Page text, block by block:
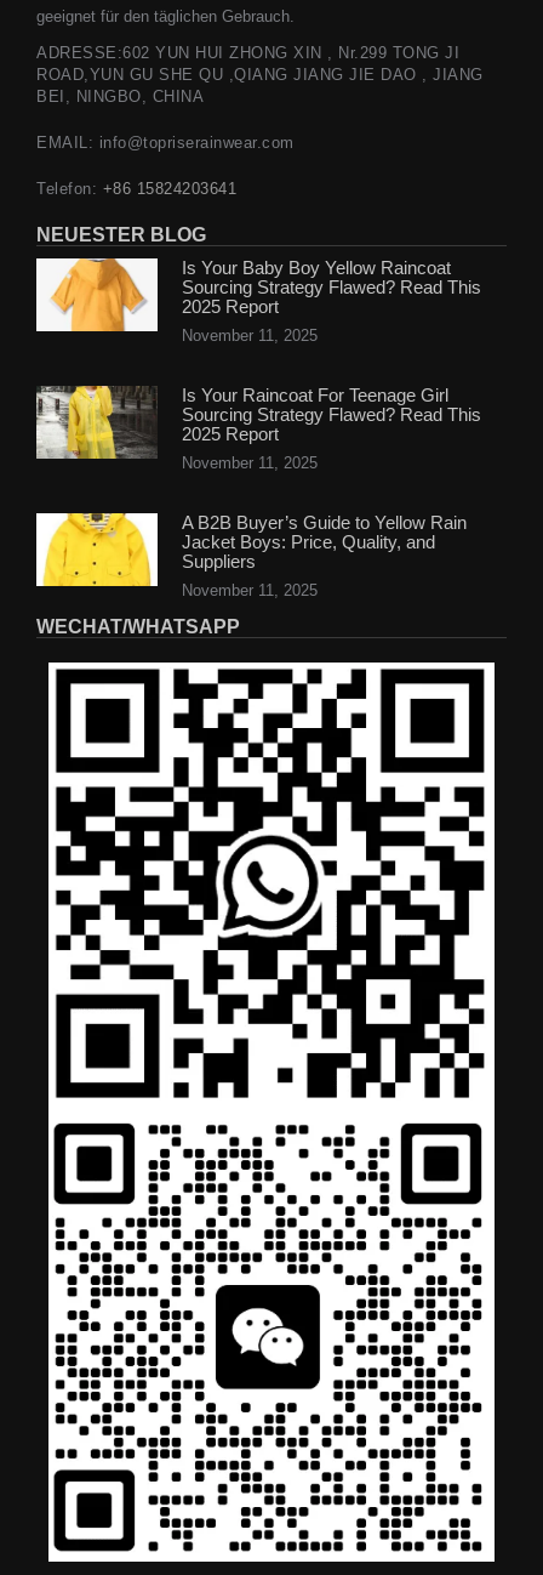
geeignet für den täglichen Gebrauch.
ADRESSE:602 YUN HUI ZHONG XIN , Nr.299 TONG JI
ROAD,YUN GU SHE QU ,QIANG JIANG JIE DAO , JIANG
BEI, NINGBO, CHINA
EMAIL: info@topriserainwear.com
Telefon: +86 15824203641
NEUESTER BLOG
Is Your Baby Boy Yellow Raincoat
Sourcing Strategy Flawed? Read This
2025 Report
November 11, 2025
Is Your Raincoat For Teenage Girl
Sourcing Strategy Flawed? Read This
2025 Report
November 11, 2025
A B2B Buyer’s Guide to Yellow Rain
Jacket Boys: Price, Quality, and
Suppliers
November 11, 2025
WECHAT/WHATSAPP